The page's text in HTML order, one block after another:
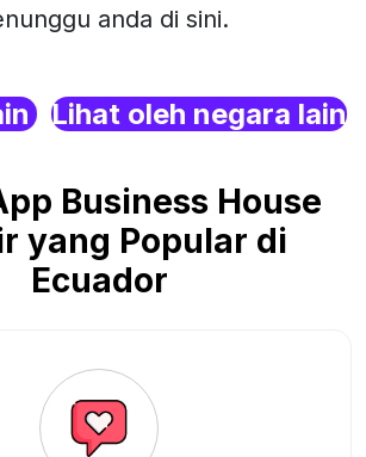
anda di sini.
Lihat oleh negara lain
Business House
yang Popular di
Ecuador